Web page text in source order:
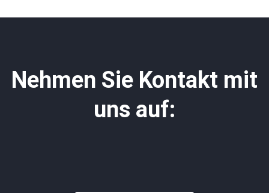
Nehmen Sie Kontakt mit
uns auf: